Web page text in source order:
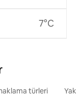
7°C
türleri